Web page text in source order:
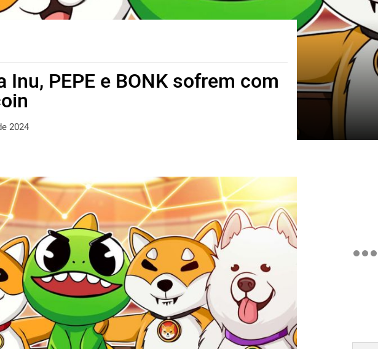
Inu, PEPE e BONK sofrem com
2024